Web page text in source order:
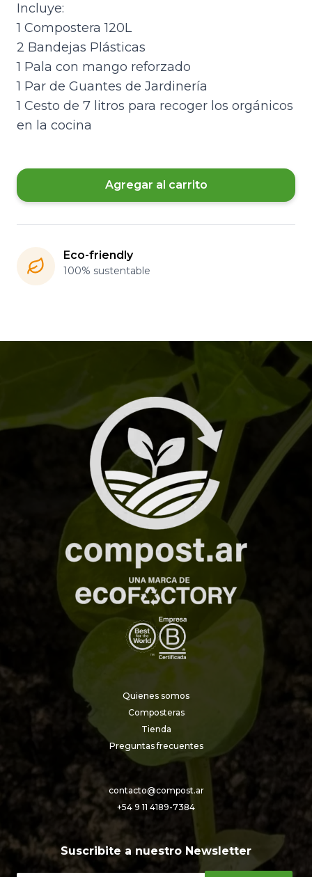
Incluye:
1 Compostera 120L
2 Bandejas Plásticas
1 Pala con mango reforzado
1 Par de Guantes de Jardinería
1 Cesto de 7 litros para recoger los orgánicos
en la cocina
Agregar al carrito
Eco-friendly
100% sustentable
Quienes somos
Composteras
Tienda
Preguntas frecuentes
contacto@compost.ar
+54 9 11 4189-7384
Suscribite a nuestro Newsletter